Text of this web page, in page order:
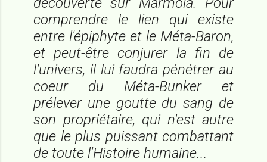
comprendre le lien qui existe
entre l'épiphyte et le Méta-Baron,
et peut-être conjurer la fin de
l'univers, il lui faudra pénétrer au
coeur du Méta-Bunker et
prélever une goutte du sang de
son propriétaire, qui n'est autre
que le plus puissant combattant
de toute l'Histoire humaine...